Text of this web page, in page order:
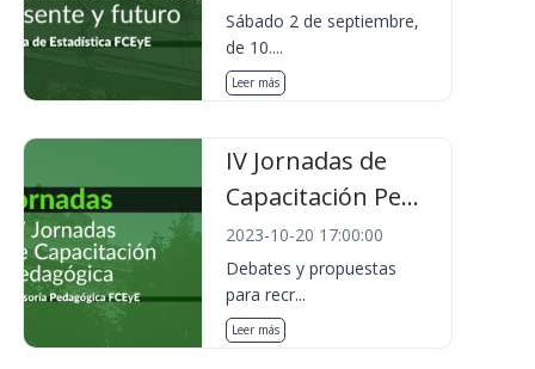
Sábado 2 de septiembre,
de 10....
Leer más
IV Jornadas de
Capacitación Pe...
2023-10-20 17:00:00
Debates y propuestas
para recr...
Leer más